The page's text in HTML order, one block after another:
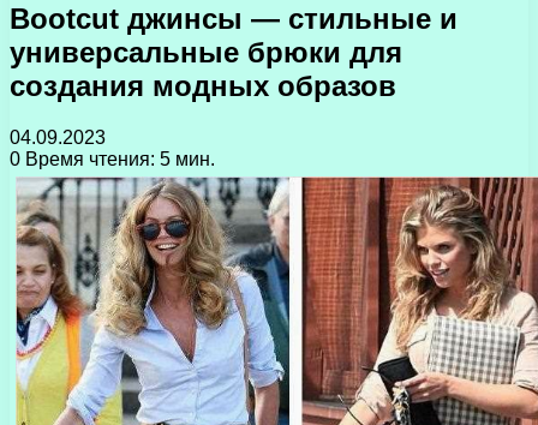
Bootcut джинсы — стильные и
универсальные брюки для
создания модных образов
04.09.2023
0 Время чтения: 5 мин.